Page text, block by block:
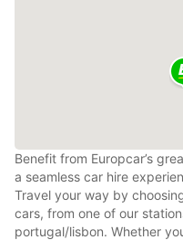
Benefit from Europcar’s
a seamless car hire
Travel your way by
cars, from one of our
portugal/lisbon. Whether